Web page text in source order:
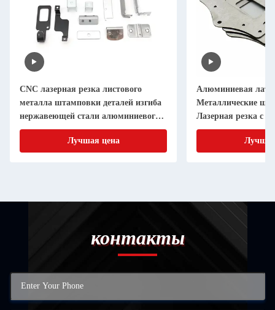
CNC лазерная резка листового
металла штамповки деталей изгиба
нержавеющей стали алюминиевого
листа металлической изготовления
Лучшая цена
Алюминиевая
Металлические
Лазерная резка с
контакты